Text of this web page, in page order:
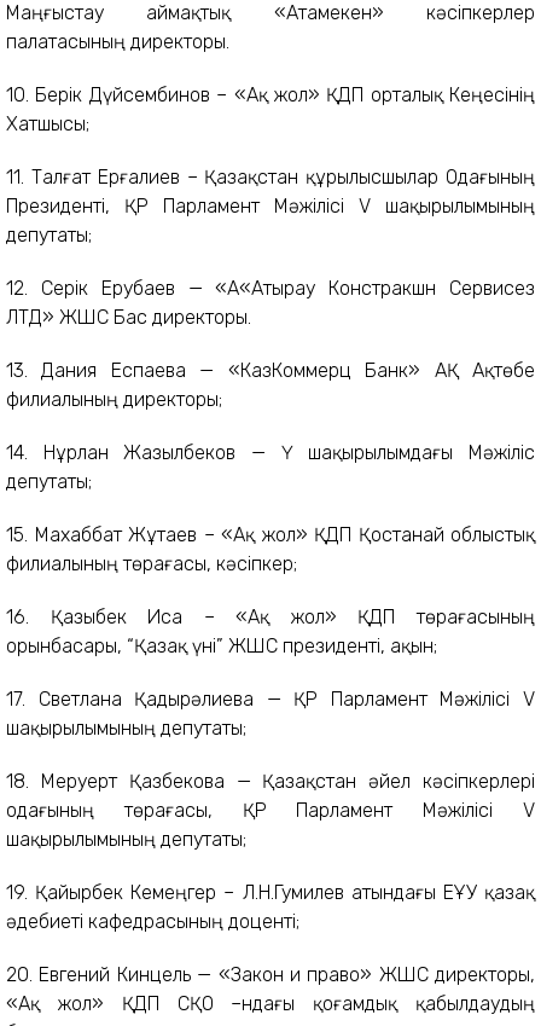
Маңғыстау аймақтық «Атамекен» кәсіпкерлер
палатасының директоры.
10. Берік Дүйсембинов – «Ақ жол» ҚДП орталық Кеңесінің
Хатшысы;
11. Талғат Ерғалиев – Қазақстан құрылысшылар Одағының
Президенті, ҚР Парламент Мәжілісі V шақырылымының
депутаты;
12. Серік Ерубаев — «А«Атырау Констракшн Сервисез
ЛТД» ЖШС Бас директоры.
13. Дания Еспаева — «КазКоммерц Банк» АҚ Ақтөбе
филиалының директоры;
14. Нұрлан Жазылбеков — Ү шақырылымдағы Мәжіліс
депутаты;
15. Махаббат Жұтаев – «Ақ жол» ҚДП Қостанай облыстық
филиалының төрағасы, кәсіпкер;
16. Қазыбек Иса – «Ақ жол» ҚДП төрағасының
орынбасары, “Қазақ үні” ЖШС президенті, ақын;
17. Светлана Қадырәлиева — ҚР Парламент Мәжілісі V
шақырылымының депутаты;
18. Меруерт Қазбекова — Қазақстан әйел кәсіпкерлері
одағының төрағасы, ҚР Парламент Мәжілісі V
шақырылымының депутаты;
19. Қайырбек Кемеңгер – Л.Н.Гумилев атындағы ЕҰУ қазақ
әдебиеті кафедрасының доценті;
20. Евгений Кинцель — «Закон и право» ЖШС директоры,
«Ақ жол» ҚДП СҚО –ндағы қоғамдық қабылдаудың